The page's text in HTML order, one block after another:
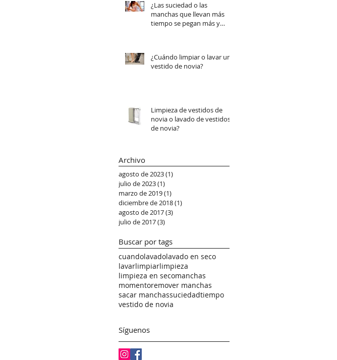
¿Las suciedad o las
manchas que llevan más
tiempo se pegan más y
¿Cuándo limpiar o lavar un
vestido de novia?
Limpieza de vestidos de
novia o lavado de vestidos
de novia?
Archivo
agosto de 2023(1)
julio de 2023(1)
marzo de 2019(1)
diciembre de 2018(1)
agosto de 2017(3)
julio de 2017(3)
Buscar por tags
cuandolavadolavado en seco
lavarlimpiarlimpieza
limpieza en secomanchas
momentoremover manchas
sacar manchassuciedadtiempo
vestido de novia
Síguenos